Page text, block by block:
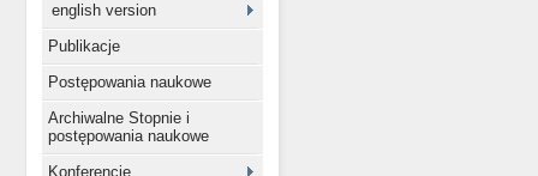
english version
Publikacje
Postępowania naukowe
Archiwalne Stopnie i
postępowania naukowe
Konferencje